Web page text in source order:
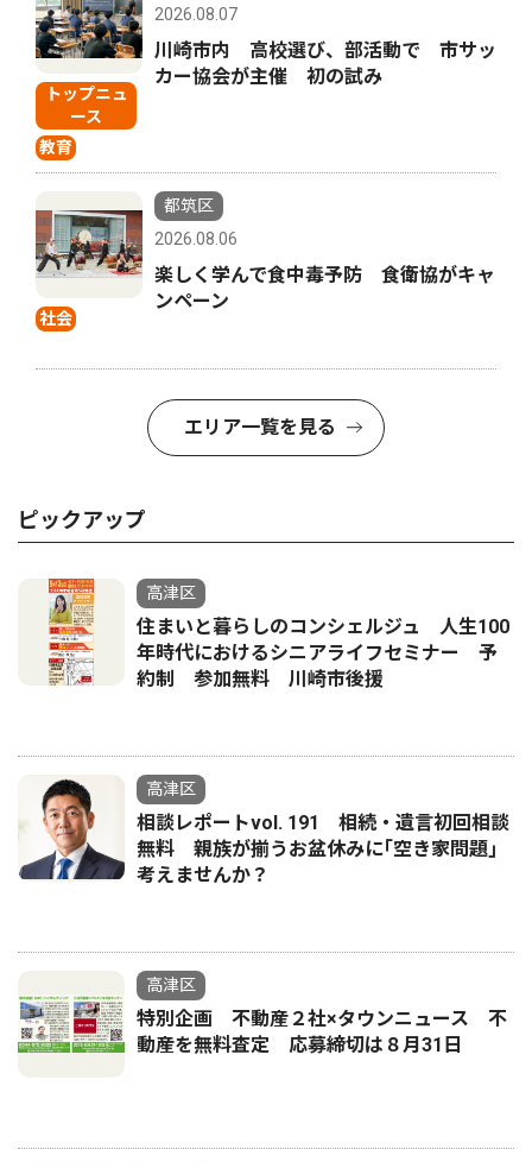
トップニュ
ース
教育
2026.08.07
川崎市内 高校選び、部活動で 市サッ
カー協会が主催 初の試み
社会
都筑区
2026.08.06
楽しく学んで食中毒予防 食衛協がキャ
ンペーン
エリア一覧を見る
ピックアップ
高津区
住まいと暮らしのコンシェルジュ 人生100
年時代におけるシニアライフセミナー 予
約制 参加無料 川崎市後援
高津区
相談レポートvol. 191 相続・遺言初回相談
無料 親族が揃うお盆休みに｢空き家問題｣
考えませんか？
高津区
特別企画 不動産２社×タウンニュース 不
動産を無料査定 応募締切は８月31日